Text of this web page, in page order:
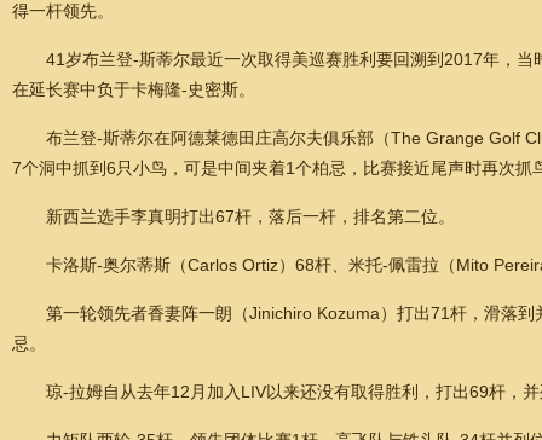
得一杆领先。
41岁布兰登-斯蒂尔最近一次取得美巡赛胜利要回溯到2017年，当
在延长赛中负于卡梅隆-史密斯。
布兰登-斯蒂尔在阿德莱德田庄高尔夫俱乐部（The Grange Golf
7个洞中抓到6只小鸟，可是中间夹着1个柏忌，比赛接近尾声时再次抓
新西兰选手李真明打出67杆，落后一杆，排名第二位。
卡洛斯-奥尔蒂斯（Carlos Ortiz）68杆、米托-佩雷拉（Mito
第一轮领先者香妻阵一朗（Jinichiro Kozuma）打出71杆，滑落到
忌。
琼-拉姆自从去年12月加入LIV以来还没有取得胜利，打出69杆，并